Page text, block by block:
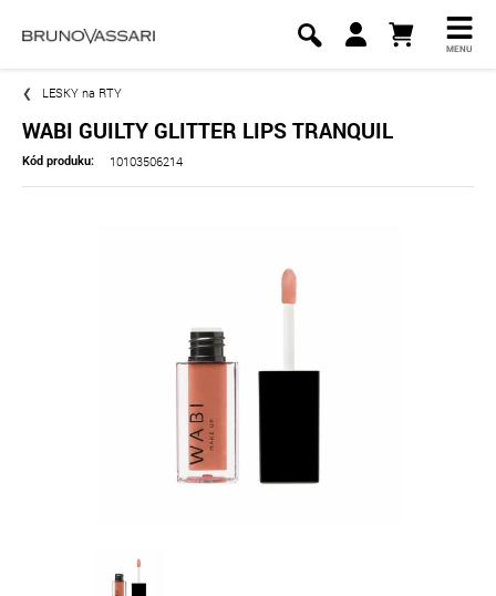
MENU
LESKY na RTY
WABI GUILTY GLITTER LIPS TRANQUIL
Kód produku: 10103506214